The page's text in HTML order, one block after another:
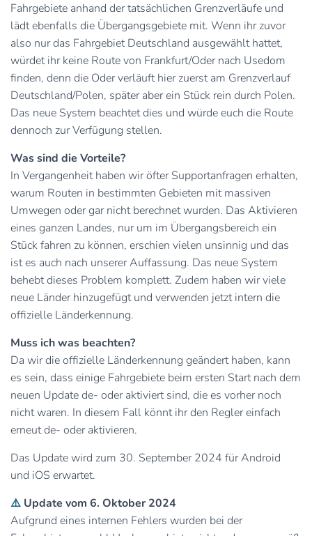
Fahrgebiete anhand der tatsächlichen Grenzverläufe und
lädt ebenfalls die Übergangsgebiete mit. Wenn ihr zuvor
also nur das Fahrgebiet Deutschland ausgewählt hattet,
würdet ihr keine Route von Frankfurt/Oder nach Usedom
finden, denn die Oder verläuft hier zuerst am Grenzverlauf
Deutschland/Polen, später aber ein Stück rein durch Polen.
Das neue System beachtet dies und würde euch die Route
dennoch zur Verfügung stellen.
Was sind die Vorteile?
In Vergangenheit haben wir öfter Supportanfragen erhalten,
warum Routen in bestimmten Gebieten mit massiven
Umwegen oder gar nicht berechnet wurden. Das Aktivieren
eines ganzen Landes, nur um im Übergangsbereich ein
Stück fahren zu können, erschien vielen unsinnig und das
ist es auch nach unserer Auffassung. Das neue System
behebt dieses Problem komplett. Zudem haben wir viele
neue Länder hinzugefügt und verwenden jetzt intern die
offizielle Länderkennung.
Muss ich was beachten?
Da wir die offizielle Länderkennung geändert haben, kann
es sein, dass einige Fahrgebiete beim ersten Start nach dem
neuen Update de- oder aktiviert sind, die es vorher noch
nicht waren. In diesem Fall könnt ihr den Regler einfach
erneut de- oder aktivieren.
Das Update wird zum 30. September 2024 für Android
und iOS erwartet.
⚠️ Update vom 6. Oktober 2024
Aufgrund eines internen Fehlers wurden bei der